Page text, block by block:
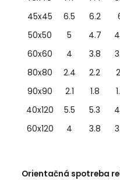
45x45
6.5 6.2
50x50
5 4.7
60x60
4 3.8
80x80
2.4 2.2
90x90
2.1 1.8
40x120
5.5 5.3
60x120
4 3.8
Orientačná spotreba